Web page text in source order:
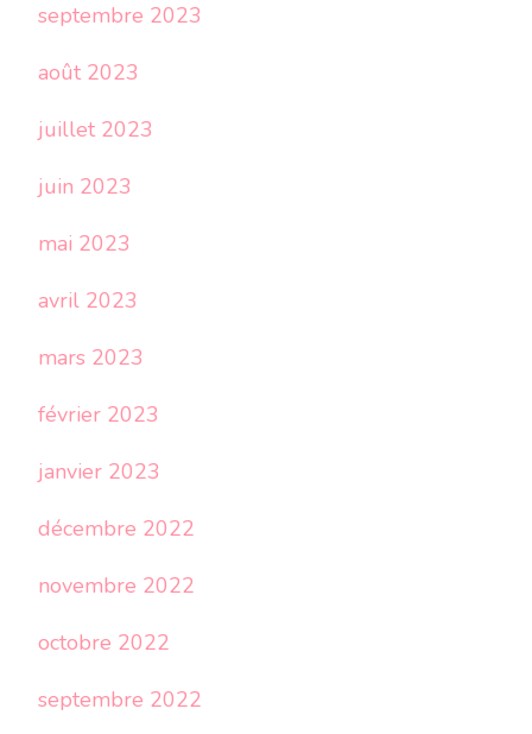
septembre 2023
août 2023
juillet 2023
juin 2023
mai 2023
avril 2023
mars 2023
février 2023
janvier 2023
décembre 2022
novembre 2022
octobre 2022
septembre 2022